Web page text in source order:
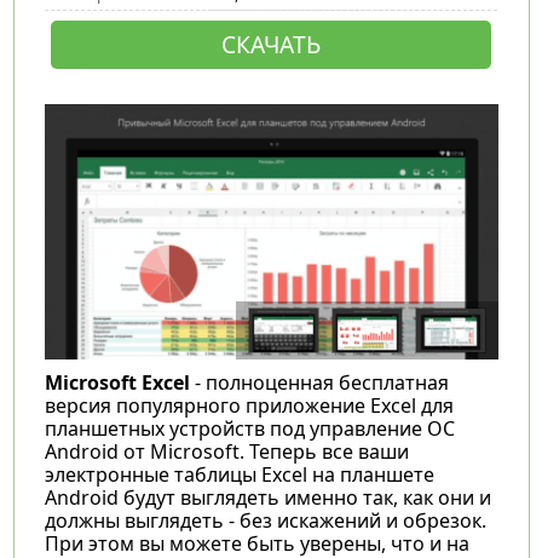
СКАЧАТЬ
Microsoft Excel - полноценная бесплатная
версия популярного приложение Excel для
планшетных устройств под управление ОС
Android от Microsoft. Теперь все ваши
электронные таблицы Excel на планшете
Android будут выглядеть именно так, как они и
должны выглядеть - без искажений и обрезок.
При этом вы можете быть уверены, что и на